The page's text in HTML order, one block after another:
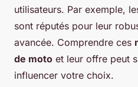
utilisateurs. Par exemple,
sont réputés pour leur
avancée. Comprendre ces
de moto et leur offre peut
influencer votre choix.